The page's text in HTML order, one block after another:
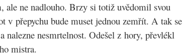
ale ne nadlouho. Brzy si totiž uvědomil svou
v přepychu bude muset jednou zemřít. A tak se
nalezne nesmrtelnost. Odešel z hory, převlékl
mistra.